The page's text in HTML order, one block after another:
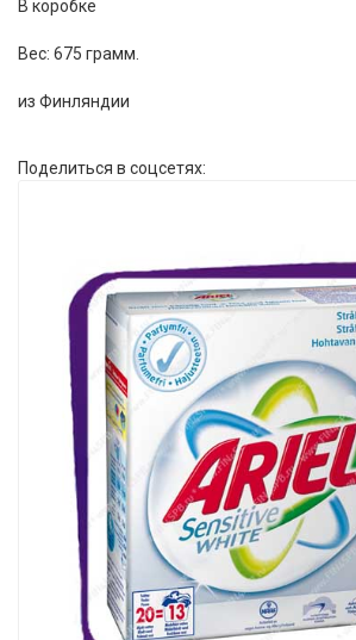
В коробке
Вес: 675 грамм.
из Финляндии
Поделиться в соцсетях: